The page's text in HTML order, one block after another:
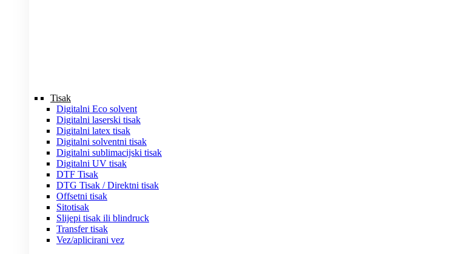
Tisak
Digitalni Eco solvent
Digitalni laserski tisak
Digitalni latex tisak
Digitalni solventni tisak
Digitalni sublimacijski tisak
Digitalni UV tisak
DTF Tisak
DTG Tisak / Direktni tisak
Offsetni tisak
Sitotisak
Slijepi tisak ili blindruck
Transfer tisak
Vez/aplicirani vez